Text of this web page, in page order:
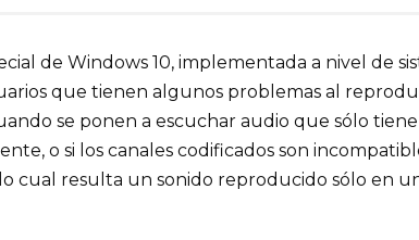
de Windows 10, implementada a nivel de
que tienen algunos problemas al
se ponen a escuchar audio que sólo
o si los canales codificados son
cual resulta un sonido reproducido sólo en